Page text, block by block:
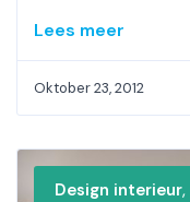
Lees meer
Oktober 23, 2012
Design interieur,